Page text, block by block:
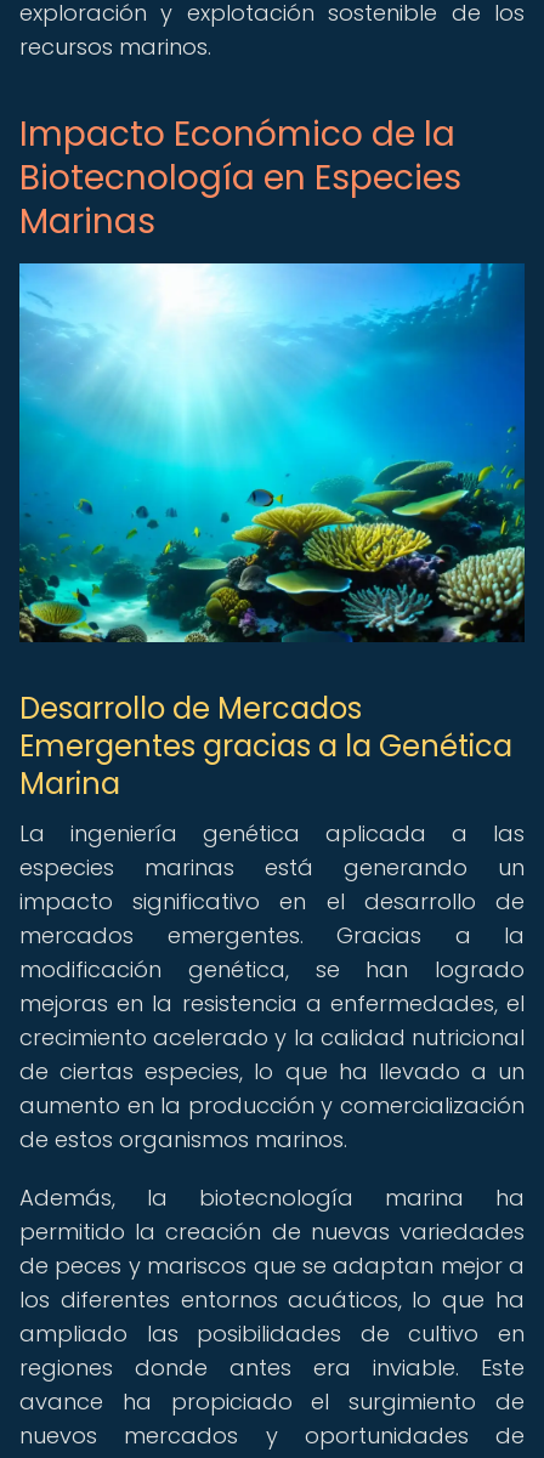
exploración y explotación sostenible de los
recursos marinos.
Impacto Económico de la
Biotecnología en Especies
Marinas
Desarrollo de Mercados
Emergentes gracias a la Genética
Marina
La ingeniería genética aplicada a las
especies marinas está generando un
impacto significativo en el desarrollo de
mercados emergentes. Gracias a la
modificación genética, se han logrado
mejoras en la resistencia a enfermedades, el
crecimiento acelerado y la calidad nutricional
de ciertas especies, lo que ha llevado a un
aumento en la producción y comercialización
de estos organismos marinos.
Además, la biotecnología marina ha
permitido la creación de nuevas variedades
de peces y mariscos que se adaptan mejor a
los diferentes entornos acuáticos, lo que ha
ampliado las posibilidades de cultivo en
regiones donde antes era inviable. Este
avance ha propiciado el surgimiento de
nuevos mercados y oportunidades de